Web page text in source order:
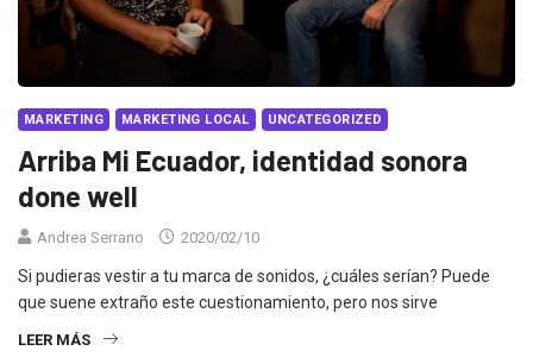
MARKETING MARKETING LOCAL UNCATEGORIZED
Arriba Mi Ecuador, identidad sonora
done well
Andrea Serrano 2020/02/10
Si pudieras vestir a tu marca de sonidos, ¿cuáles serían? Puede
que suene extraño este cuestionamiento, pero nos sirve
LEER MÁS